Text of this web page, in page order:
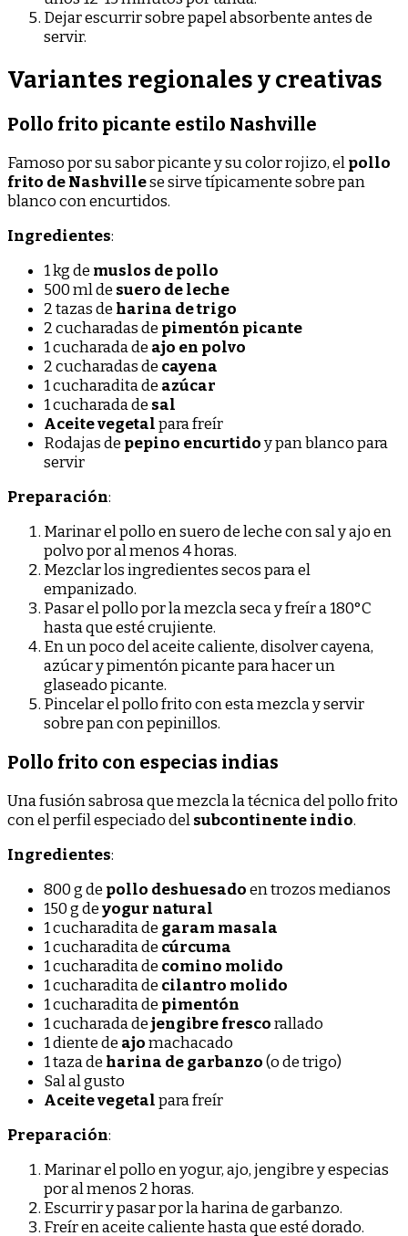
Dejar escurrir sobre papel absorbente antes de
servir.
Variantes regionales y creativas
Pollo frito picante estilo Nashville
Famoso por su sabor picante y su color rojizo, elpollo
frito de Nashvillese sirve típicamente sobre pan
blanco con encurtidos.
Ingredientes:
1 kg de muslos de pollo
500 ml de suero de leche
2 tazas de harina de trigo
2 cucharadas de pimentón picante
1 cucharada de ajo en polvo
2 cucharadas de cayena
1 cucharadita de azúcar
1 cucharada de sal
Aceite vegetalpara freír
Rodajas de pepino encurtidoy pan blanco para
servir
Preparación:
Marinar el pollo en suero de leche con sal y ajo en
polvo por al menos 4 horas.
Mezclar los ingredientes secos para el
empanizado.
Pasar el pollo por la mezcla seca y freír a 180°C
hasta que esté crujiente.
En un poco del aceite caliente, disolver cayena,
azúcar y pimentón picante para hacer un
glaseado picante.
Pincelar el pollo frito con esta mezcla y servir
sobre pan con pepinillos.
Pollo frito con especias indias
Una fusión sabrosa que mezcla la técnica del pollo frito
con el perfil especiado delsubcontinente indio.
Ingredientes:
800 g de pollo deshuesadoen trozos medianos
150 g deyogur natural
1 cucharadita de garam masala
1 cucharadita de cúrcuma
1 cucharadita de comino molido
1 cucharadita de cilantro molido
1 cucharadita de pimentón
1 cucharada dejengibre frescorallado
1 diente de ajomachacado
1 taza de harina de garbanzo(o de trigo)
Sal al gusto
Aceite vegetalpara freír
Preparación:
Marinar el pollo en yogur, ajo, jengibre y especias
por al menos 2 horas.
Escurrir y pasar por la harina de garbanzo.
Freír en aceite caliente hasta que esté dorado.